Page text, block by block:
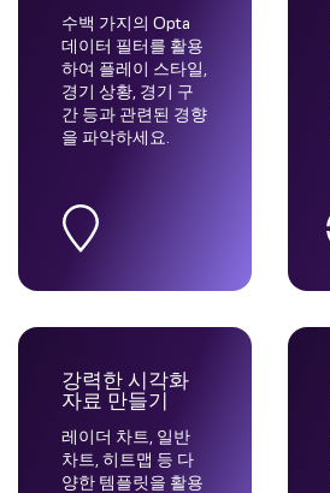
수백 가지의 Opta
데이터 필터를 활용
하여 플레이 스타일,
경기 상황, 경기 구
간 등과 관련된 경향
을 파악하세요.
강력한 시각화
자료 만들기
레이더 차트, 일반
차트, 히트맵 등 다
양한 템플릿을 활용